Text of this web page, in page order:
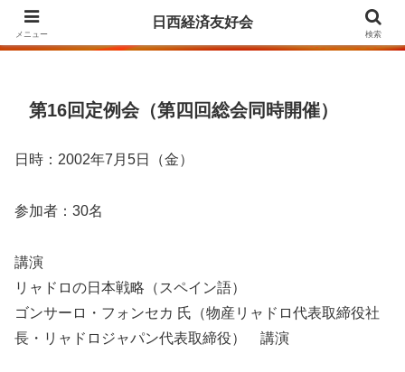
Agrupación para la Amistad y el Fomento de las Relaciones Económicas
第16回定例会（第四回総会同時開催）
日時：2002年7月5日（金）
参加者：30名
講演
リャドロの日本戦略（スペイン語）
ゴンサーロ・フォンセカ 氏（物産リャドロ代表取締役社
長・リャドロジャパン代表取締役） 講演
メニュー
日西経済友好会
検索